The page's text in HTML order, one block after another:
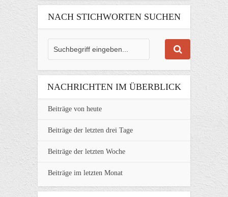
NACH STICHWORTEN SUCHEN
NACHRICHTEN IM ÜBERBLICK
Beiträge von heute
Beiträge der letzten drei Tage
Beiträge der letzten Woche
Beiträge im letzten Monat